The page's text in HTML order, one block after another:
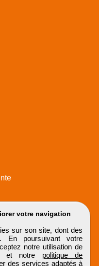
votre navigation
sur son site, dont des
En poursuivant votre
notre utilisation de
et notre politique de
des services adaptés à